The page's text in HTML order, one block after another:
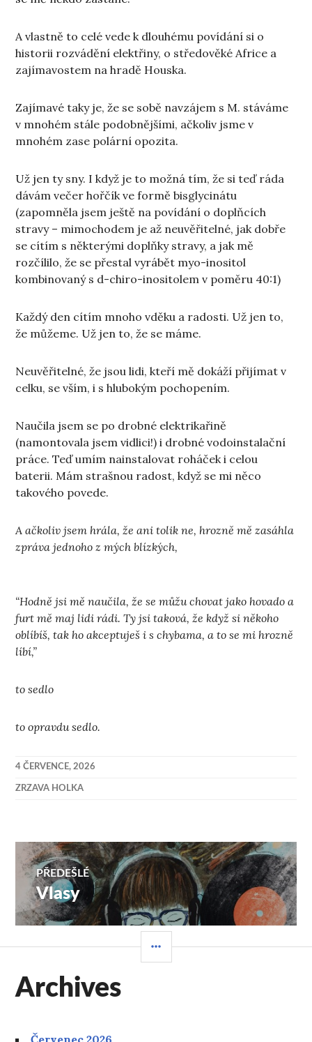
A vlastně to celé vede k dlouhému povídání si o
historii rozvádění elektřiny, o středověké Africe a
zajímavostem na hradě Houska.
Zajímavé taky je, že se sobě navzájem s M. stáváme
v mnohém stále podobnějšími, ačkoliv jsme v
mnohém zase polární opozita.
Už jen ty sny. I když je to možná tím, že si teď ráda
dávám večer hořčík ve formě bisglycinátu
(zapomněla jsem ještě na povídání o doplňcích
stravy – mimochodem je až neuvěřitelné, jak dobře
se cítím s některými doplňky stravy, a jak mě
rozčílilo, že se přestal vyrábět myo-inositol
kombinovaný s d-chiro-inositolem v poměru 40:1)
Každý den cítím mnoho vděku a radosti. Už jen to,
že můžeme. Už jen to, že se máme.
Neuvěřitelné, že jsou lidi, kteří mě dokáží přijímat v
celku, se vším, i s hlubokým pochopením.
Naučila jsem se po drobné elektrikařině
(namontovala jsem vidlici!) i drobné vodoinstalační
práce. Teď umím nainstalovat roháček i celou
baterii. Mám strašnou radost, když se mi něco
takového povede.
A ačkoliv jsem hrála, že ani tolik ne, hrozně mě zasáhla
zpráva jednoho z mých blízkých,
“Hodně jsi mě naučila, že se můžu chovat jako hovado a
furt mě maj lidi rádi. Ty jsi taková, že když si někoho
oblíbíš, tak ho akceptuješ i s chybama, a to se mi hrozně
líbí,”
to sedlo
to opravdu sedlo.
4 ČERVENCE, 2026
ZRZAVA HOLKA
Navigace
pro
příspěvek
PŘEDEŠLÉ
Předchozí
příspěvek:
Vlasy
PANEL
Archives